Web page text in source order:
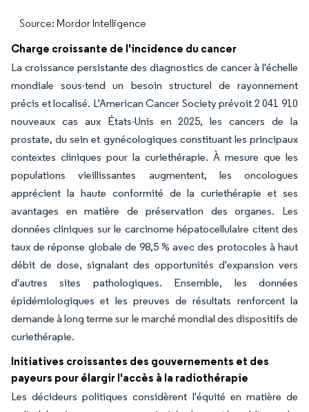
Source: Mordor Intelligence
Charge croissante de l'incidence du cancer
La croissance persistante des diagnostics de cancer à l'échelle
mondiale sous-tend un besoin structurel de rayonnement
précis et localisé. L'American Cancer Society prévoit 2 041 910
nouveaux cas aux États-Unis en 2025, les cancers de la
prostate, du sein et gynécologiques constituant les principaux
contextes cliniques pour la curiethérapie. À mesure que les
populations vieillissantes augmentent, les oncologues
apprécient la haute conformité de la curiethérapie et ses
avantages en matière de préservation des organes. Les
données cliniques sur le carcinome hépatocellulaire citent des
taux de réponse globale de 98,5 % avec des protocoles à haut
débit de dose, signalant des opportunités d'expansion vers
d'autres sites pathologiques. Ensemble, les données
épidémiologiques et les preuves de résultats renforcent la
demande à long terme sur le marché mondial des dispositifs de
curiethérapie.
Initiatives croissantes des gouvernements et des
payeurs pour élargir l'accès à la radiothérapie
Les décideurs politiques considèrent l'équité en matière de